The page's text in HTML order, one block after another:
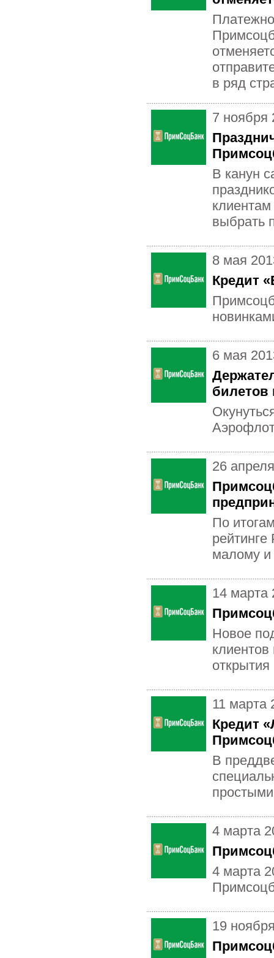
в ряд
7 ноября
В канун
выбрать
8 мая
Кредит
6 мая
билетов
26
По
малому и
14 марта
Новое
11 марта
Кредит
В
4 марта
4 марта
19